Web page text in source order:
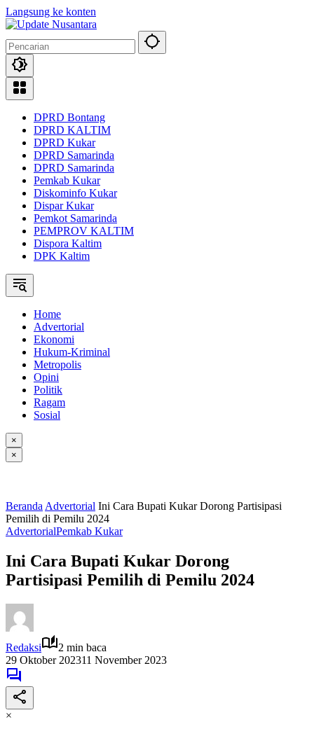
Langsung ke konten
DPRD Bontang
DPRD KALTIM
DPRD Kukar
DPRD Samarinda
DPRD Samarinda
Pemkab Kukar
Diskominfo Kukar
Dispar Kukar
Pemkot Samarinda
PEMPROV KALTIM
Dispora Kaltim
DPK Kaltim
Home
Advertorial
Ekonomi
Hukum-Kriminal
Metropolis
Opini
Politik
Ragam
Sosial
×
×
Beranda Advertorial Ini Cara Bupati Kukar Dorong Partisipasi
Pemilih di Pemilu 2024
AdvertorialPemkab Kukar
Ini Cara Bupati Kukar Dorong
Partisipasi Pemilih di Pemilu 2024
Redaksi
2 min baca
29 Oktober 202311 November 2023
×